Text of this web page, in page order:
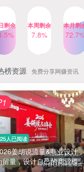
AI商业编程智
掌握
构建多智能
4个月前
零加盟费｜红颜搭全国城市代理商
天猫盈利突破特训营25年12月线下课，系统性的深度剖析电商企业经
亚马逊漏洞，免去店铺月租，一个流量大竞争小，让
最新零撸项目，一部手机就可以操作，20秒一单，零投入纯薅羊
剩余 本周剩余
7.8%
本月剩
榜资源 免费分享网赚资讯
人已阅读
姜胡说流量&商业设计
留量，设计自己的商业模...